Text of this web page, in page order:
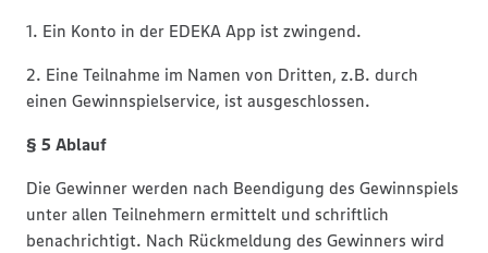
1. Ein Konto in der EDEKA App ist zwingend.
2. Eine Teilnahme im Namen von Dritten, z.B. durch
einen Gewinnspielservice, ist ausgeschlossen.
§ 5 Ablauf
Die Gewinner werden nach Beendigung des Gewinnspiels
unter allen Teilnehmern ermittelt und schriftlich
benachrichtigt. Nach Rückmeldung des Gewinners wird